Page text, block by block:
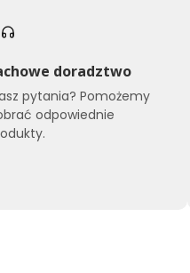
doradztwo
pytania? Pomożemy
odpowiednie